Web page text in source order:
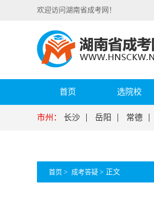
欢迎访问湖南省成考网！
首页 选院校
市州： 长沙 岳阳 常德
首页 > 成考答疑 > 正文